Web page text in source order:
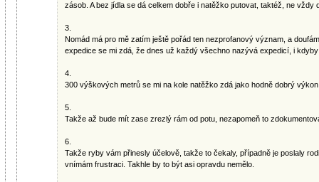
zásob. A bez jídla se dá celkem dobře i natěžko putovat, taktéž, ne vždy
3.
Nomád má pro mě zatím ještě pořád ten nezprofanový význam, a
expedice se mi zdá, že dnes už každý všechno nazývá expedicí, i
4.
300 výškových metrů se mi na kole natěžko zdá jako hodně dobrý
5.
Takže až bude mít zase zrezlý rám od potu, nezapomeň to
6.
Takže ryby vám přinesly účelově, takže to čekaly, případně je poslaly
vnímám frustraci. Takhle by to být asi opravdu nemělo.